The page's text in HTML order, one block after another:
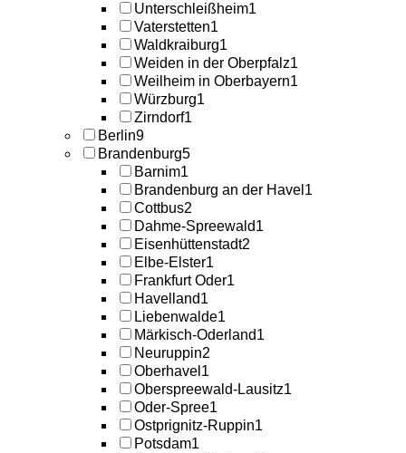
Unterschleißheim1
Vaterstetten1
Waldkraiburg1
Weiden in der Oberpfalz1
Weilheim in Oberbayern1
Würzburg1
Zirndorf1
Berlin9
Brandenburg5
Barnim1
Brandenburg an der Havel 1
Cottbus2
Dahme-Spreewald1
Eisenhüttenstadt2
Elbe-Elster1
Frankfurt Oder1
Havelland1
Liebenwalde1
Märkisch-Oderland1
Neuruppin2
Oberhavel 1
Oberspreewald-Lausitz1
Oder-Spree1
Ostprignitz-Ruppin1
Potsdam1